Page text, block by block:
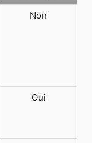
Non
Oui